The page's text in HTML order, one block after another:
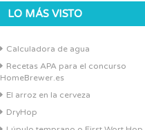
LO MÁS VISTO
Calculadora de agua
Recetas APA para el concurso
HomeBrewer.es
El arroz en la cerveza
DryHop